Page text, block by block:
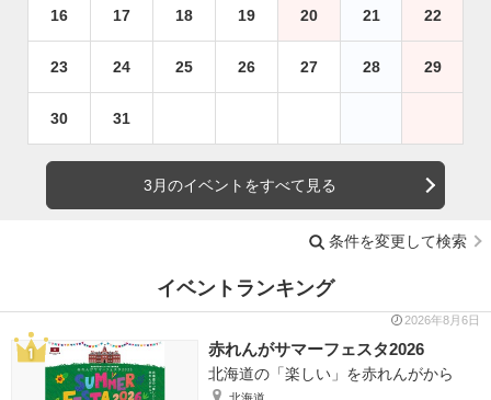
16 17 18 19 20 21 22
23 24 25 26 27 28 29
30 31
3月のイベントをすべて見る
条件を変更して検索
イベントランキング
2026年8月6日
赤れんがサマーフェスタ2026
北海道の「楽しい」を赤れんがから